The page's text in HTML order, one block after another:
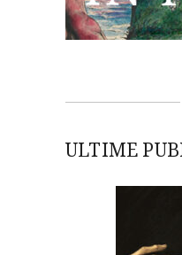
ULTIME